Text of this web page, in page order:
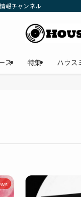
報チャンネル
ス 特集 ハウス